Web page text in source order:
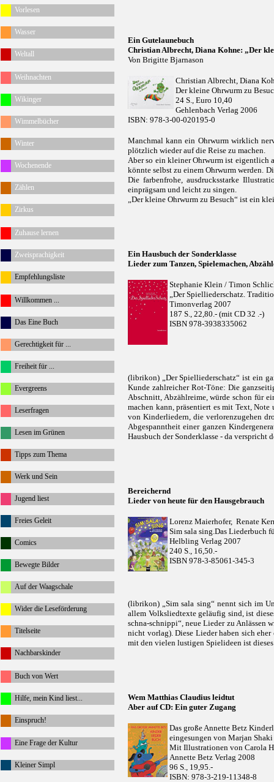
Vorlesen
Wasser
Weltall
Weihnachten
Wikinger
Wimmelbücher
Winter
Wochenende
Zählen
Zirkus
Zuhause lernen
Zweisprachigkeit
Empfehlungsliste
Willkommen ...
Das Eine Buch
Gerechtigkeit für ...
Freiheit für ...
Evergreens
Leserfragen
Lesen im Grünen
Tipps zum Thema
Werk und Sein
Jugend liest
Freies Geleit
Comics
Bewegte Bilder
Auf der Waagschale
Wider die Leseförderung
Titelseite
Nachbarskinder
Buch von Wert
Hilfe, mein Kind liest...
Einspruch!
Eine Frage der Kultur
Kleiner Simpl
Ein Gutelaunebuch
Christian Albrecht, Diana Kohne: „Der
Von Brigitte Bjarnason
Christian Albrecht, Diana
Der kleine Ohrwurm zu
24 S., Euro 10,40
Gehlenbach Verlag 2006
ISBN: 978-3-00-020195-0
Manchmal kann ein Ohrwurm wirklich
plötzlich wieder auf die Reise zu machen.
Aber so ein kleiner Ohrwurm ist eigentlich
könnte selbst zu einem Ohrwurm werden.
Die farbenfrohe, ausdrucksstarke
einprägsam und leicht zu singen.
„Der kleine Ohrwurm zu Besuch“ ist ein
Ein Hausbuch der Sonderklasse
Lieder zum Tanzen, Spielemachen,
Stephanie Klein / Timon
„Der Spielliederschatz.
Timonverlag 2007
187 S., 22,80.- (mit CD 32 .-)
ISBN 978-3938335062
(librikon) „Der Spielliederschatz“ ist ein
Kunde zahlreicher Rot-Töne: Die
Abschnitt, Abzählreime, würde schon für
machen kann, präsentiert es mit Text,
von Kinderliedern, die verlorenzugehen
Abgespanntheit einer ganzen
Hausbuch der Sonderklasse - da verspricht
Bereichernd
Lieder von heute für den Hausgebrauch
Lorenz Maierhofer, Renate
Sim sala sing.Das Liederbuch
Helbling Verlag 2007
240 S., 16,50.-
ISBN 978-3-85061-345-3
(librikon) „Sim sala sing“ nennt sich im
allem Volksliedtexte geläufig sind, ist
schna-schnippi“, neue Lieder zu Anlässen
nicht vorlag). Diese Lieder haben sich
mit den vielen lustigen Spielideen ist
Wem Matthias Claudius leidtut
Aber auf CD: Ein guter Zugang
Das große Annette Betz
eingesungen von Marjan
Mit Illustrationen von Carola
Annette Betz Verlag 2008
96 S., 19,95.-
ISBN: 978-3-219-11348-8